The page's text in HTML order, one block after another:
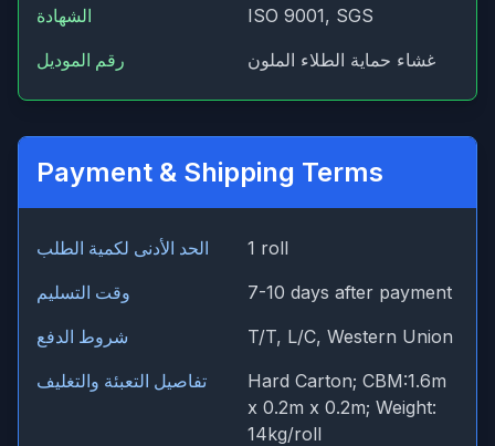
الشهادة
ISO 9001, SGS
رقم الموديل
غشاء حماية الطلاء الملون
Payment & Shipping Terms
الحد الأدنى لكمية الطلب
1 roll
وقت التسليم
7-10 days after payment
شروط الدفع
T/T, L/C, Western Union
تفاصيل التعبئة والتغليف
Hard Carton; CBM:1.6m
x 0.2m x 0.2m; Weight:
14kg/roll